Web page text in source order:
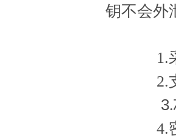
钥不会外
1.采用
2.支持
3.
4.密钥